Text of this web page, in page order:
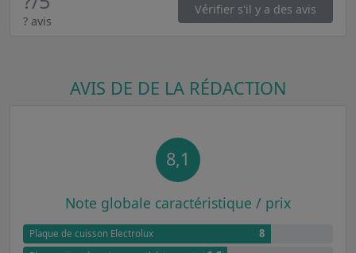
? avis
Vérifier s'il y a des avis
AVIS DE DE LA RÉDACTION
8,1
Note globale caractéristique / prix
Plaque de cuisson Electrolux 8